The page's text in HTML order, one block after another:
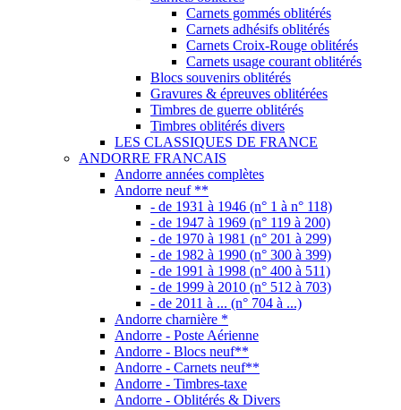
Carnets gommés oblitérés
Carnets adhésifs oblitérés
Carnets Croix-Rouge oblitérés
Carnets usage courant oblitérés
Blocs souvenirs oblitérés
Gravures & épreuves oblitérées
Timbres de guerre oblitérés
Timbres oblitérés divers
LES CLASSIQUES DE FRANCE
ANDORRE FRANCAIS
Andorre années complètes
Andorre neuf **
- de 1931 à 1946 (n° 1 à n° 118)
- de 1947 à 1969 (n° 119 à 200)
- de 1970 à 1981 (n° 201 à 299)
- de 1982 à 1990 (n° 300 à 399)
- de 1991 à 1998 (n° 400 à 511)
- de 1999 à 2010 (n° 512 à 703)
- de 2011 à ... (n° 704 à ...)
Andorre charnière *
Andorre - Poste Aérienne
Andorre - Blocs neuf**
Andorre - Carnets neuf**
Andorre - Timbres-taxe
Andorre - Oblitérés & Divers